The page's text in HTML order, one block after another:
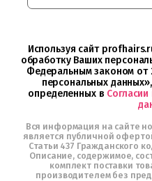
Используя сайт
обработку Ваших
Федеральным законом
персональных
определенных в
Вся информация на сайте
является публичной
Статьи 437 Гражданского
Описание, содержимое,
комплект поставки
производителем без